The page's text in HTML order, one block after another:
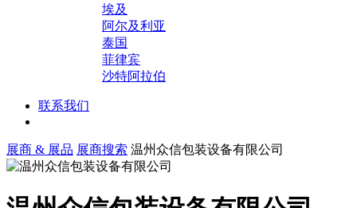
埃及
阿尔及利亚
泰国
菲律宾
沙特阿拉伯
联系我们
展商 & 展品 展商搜索 温州众信包装设备有限公司